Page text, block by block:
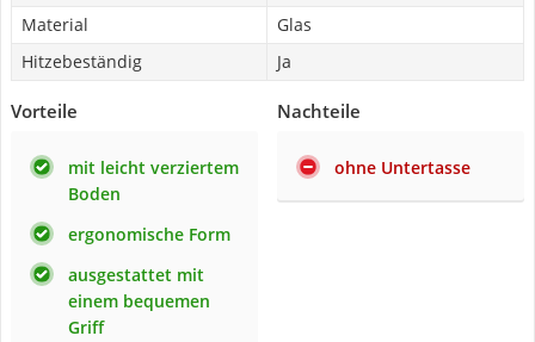
Material
Glas
Hitzebeständig
Ja
Vorteile
mit leicht verziertem
Boden
ergonomische Form
ausgestattet mit
einem bequemen
Griff
Nachteile
ohne Untertasse